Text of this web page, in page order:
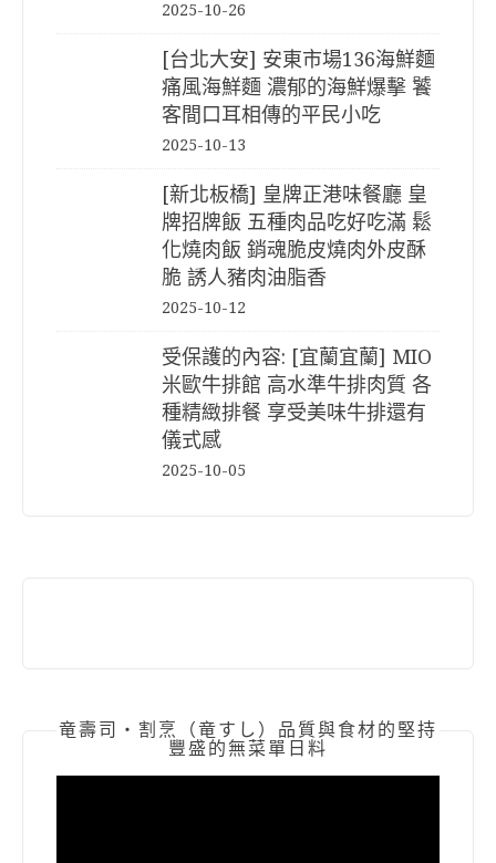
2025-10-26
[台北大安] 安東市場136海鮮麵
痛風海鮮麵 濃郁的海鮮爆擊 饕
客間口耳相傳的平民小吃
2025-10-13
[新北板橋] 皇牌正港味餐廳 皇
牌招牌飯 五種肉品吃好吃滿 鬆
化燒肉飯 銷魂脆皮燒肉外皮酥
脆 誘人豬肉油脂香
2025-10-12
受保護的內容: [宜蘭宜蘭] MIO
米歐牛排館 高水準牛排肉質 各
種精緻排餐 享受美味牛排還有
儀式感
2025-10-05
竜壽司‧割烹（竜すし）品質與食材的堅持
豐盛的無菜單日料